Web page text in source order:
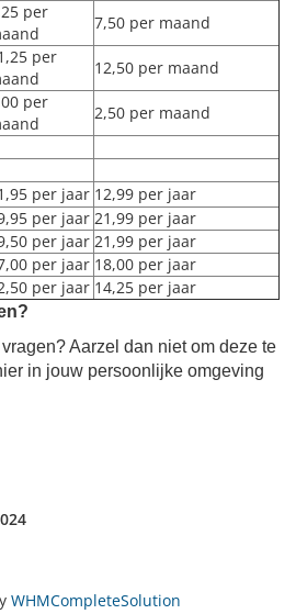
per
7,50 per maand
per
12,50 per maand
per
2,50 per maand
per jaar 12,99 per jaar
per jaar 21,99 per jaar
per jaar 21,99 per jaar
per jaar 18,00 per jaar
per jaar 14,25 per jaar
Aarzel dan niet om deze te
in jouw persoonlijke omgeving
WHMCompleteSolution